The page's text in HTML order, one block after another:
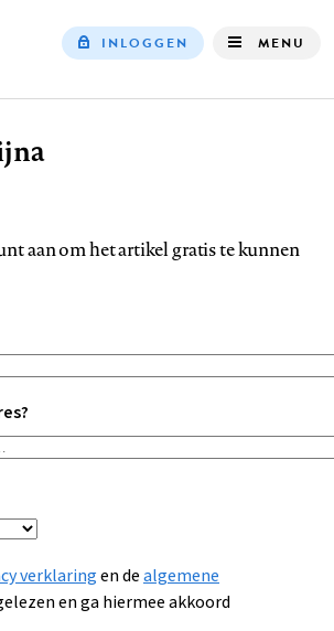
INLOGGEN MENU
aan om het artikel gratis te kunnen
verklaringen dealgemene
en ga hiermee akkoord